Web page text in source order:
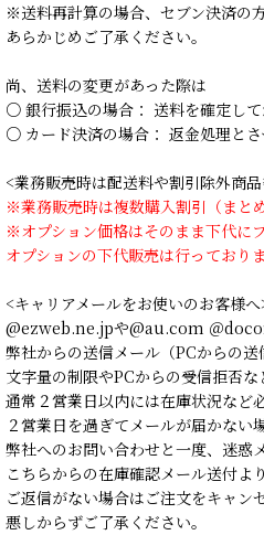
※送料再計算の場合、セブン決済の
あらかじめご了承ください。
尚、送料の変更があった際は
○ 銀行振込の場合： 送料を確定して
○ カード決済の場合： 返金処理とさ
<業務販売時は配送料や割引除外商
※業務販売時は複数購入割引（まと
※オプション価格はそのまま下代に
オプションの下代販売は行っており
<キャリアメールをお使いのお客様へ
@ezweb.ne.jpや@au.com ＠
弊社からの送信メール（PCからの送
文字量の制限やPCからの受信拒否
通常２営業日以内には在庫状況など
２営業日を過ぎてメールが届かない
弊社へのお問い合わせと一度、迷惑
こちらからの在庫確認メール送付よ
ご返信がない場合はご注文をキャン
悪しからずご了承ください。